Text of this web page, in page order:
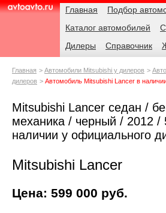
AvtoAvto.ru
Навигация Главная
Подбор
Каталог автомобилей
Дилеры
Справочник
Родительские
Главная Автомобили Mitsubishi у дилеров
дилеров
Автомобиль Mitsubishi Lancer в
Mitsubishi Lancer седан /
механика / черный / 2012 /
наличии у официального
Mitsubishi Lancer
Цена: 599 000 руб.